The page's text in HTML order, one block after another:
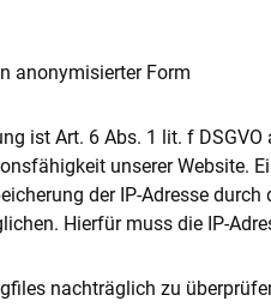
anonymisierter Form
ist Art. 6 Abs. 1 lit. f
unserer Website.
der IP-Adresse
Hierfür muss die IP-
nachträglich zu